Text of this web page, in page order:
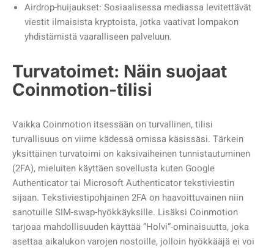
Airdrop-huijaukset: Sosiaalisessa mediassa levitettävät
viestit ilmaisista kryptoista, jotka vaativat lompakon
yhdistämistä vaaralliseen palveluun.
Turvatoimet: Näin suojaat
Coinmotion-tilisi
Vaikka Coinmotion itsessään on turvallinen, tilisi
turvallisuus on viime kädessä omissa käsissäsi. Tärkein
yksittäinen turvatoimi on kaksivaiheinen tunnistautuminen
(2FA), mieluiten käyttäen sovellusta kuten Google
Authenticator tai Microsoft Authenticator tekstiviestin
sijaan. Tekstiviestipohjainen 2FA on haavoittuvainen niin
sanotuille SIM-swap-hyökkäyksille. Lisäksi Coinmotion
tarjoaa mahdollisuuden käyttää ”Holvi”-ominaisuutta, joka
asettaa aikalukon varojen nostoille, jolloin hyökkääjä ei voi